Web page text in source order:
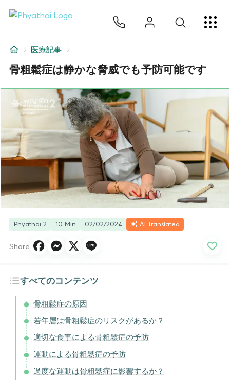
について
Hospital Locations
医療記事
骨粗鬆症は静かな脅威でも予防可能です
Phyathai 2 10 Min 02/02/2024 AI Translated
Share
すべてのコンテンツ
骨粗鬆症の原因
若年層は骨粗鬆症のリスクがあるか？
適切な食事による骨粗鬆症の予防
運動による骨粗鬆症の予防
過度な運動は骨粗鬆症に影響するか？